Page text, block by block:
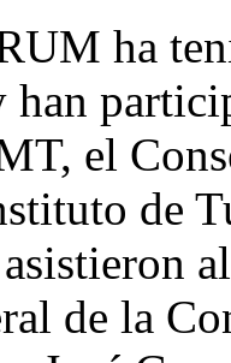
ha
el
de
de la